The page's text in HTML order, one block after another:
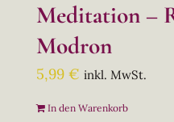
Meditation –
Modron
5,99 € inkl. MwSt.
In den Warenkorb